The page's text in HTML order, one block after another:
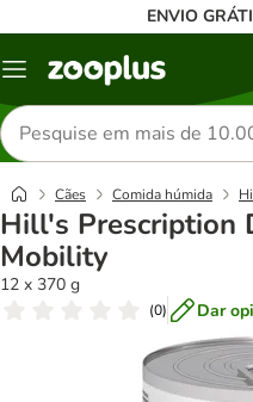
ENVIO
Menu
Pesquisar
produtos
Cães Comida húmida
Hill's Prescription
Mobility
12 x 370 g
(0) Dar